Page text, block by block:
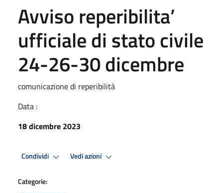
Avviso reperibilita’
ufficiale di stato civile
24-26-30 dicembre
comunicazione di reperibilità
Data :
18 dicembre 2023
Condividi Vedi azioni
Categorie: